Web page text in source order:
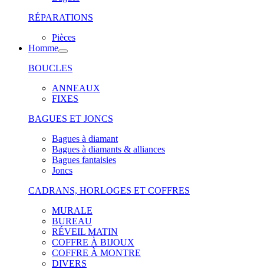
RÉPARATIONS
Pièces
Homme
BOUCLES
ANNEAUX
FIXES
BAGUES ET JONCS
Bagues à diamant
Bagues à diamants & alliances
Bagues fantaisies
Joncs
CADRANS, HORLOGES ET COFFRES
MURALE
BUREAU
RÉVEIL MATIN
COFFRE À BIJOUX
COFFRE À MONTRE
DIVERS